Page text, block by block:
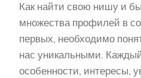
Как найти свою нишу и
множества профилей в
первых, необходимо
нас уникальными.
особенности, интересы,